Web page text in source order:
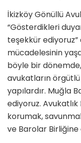
İkizköy Gönüllü
“Gösterdikleri
teşekkür
mücadelesinin
böyle bir
avukatların
yapılardır. Muğla
ediyoruz. Avukatlık
korumak,
ve Barolar